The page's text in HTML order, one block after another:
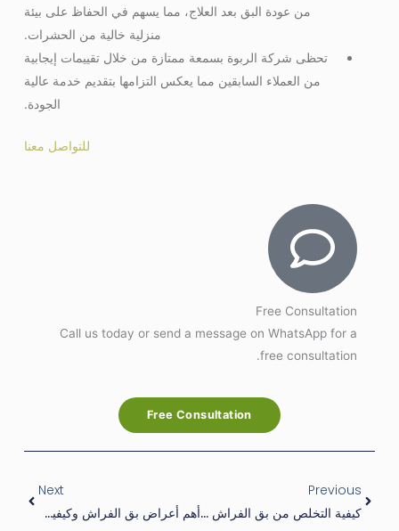
من عودة البق بعد العلاج، مما يسهم في الحفاظ على بيئة
منزلية خالية من الحشرات.
تحظى شركة الربوة بسمعة ممتازة من خلال تقييمات إيجابية
من العملاء السابقين مما يعكس التزامها بتقديم خدمة عالية
الجودة.
للتواصل معنا
Free Consultation
Call us today or send a message on WhatsApp for a
free consultation.
Free Consultation
Previous
كيفية التخلص من بق الفراش بفعالية: نصائح وحيل مضمونة
Next
أهم أعراض بق الفراش وكيفية التعامل معها بسرعة وفعالية